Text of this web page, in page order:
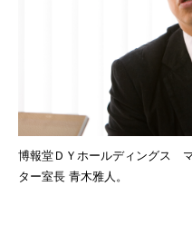
博報堂ＤＹホールディングス
ター室長 青木雅人。